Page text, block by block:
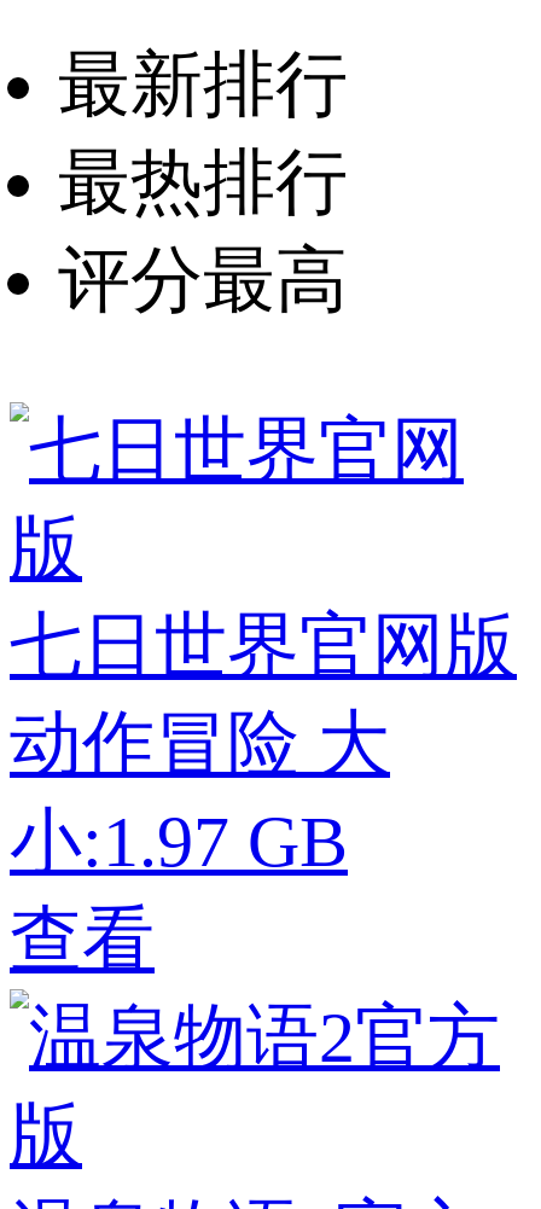
最新排行
最热排行
评分最高
七日世界官网版
动作冒险 大
小:1.97 GB
查看